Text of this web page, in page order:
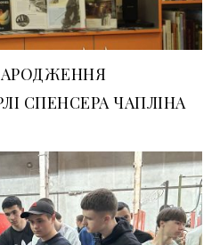
СПЕНСЕРА ЧАПЛІНА